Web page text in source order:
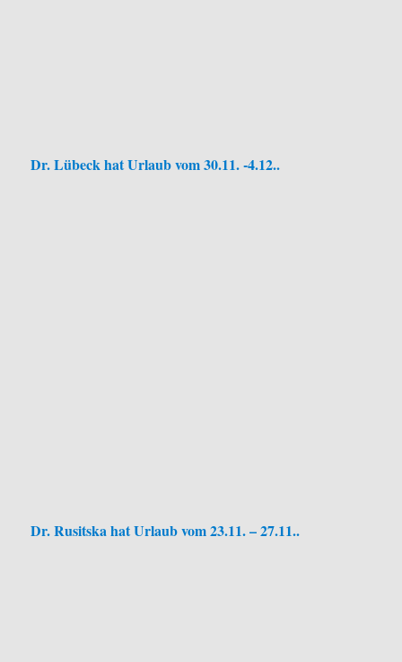
Dr. Lübeck hat Urlaub vom 30.11. -4.12..
Dr. Rusitska hat Urlaub vom 23.11. – 27.11..